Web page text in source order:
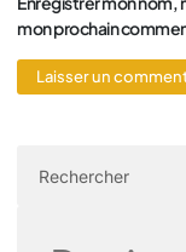
mon prochain